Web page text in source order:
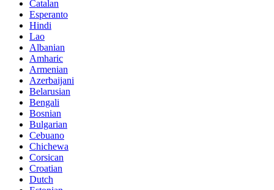
Catalan
Esperanto
Hindi
Lao
Albanian
Amharic
Armenian
Azerbaijani
Belarusian
Bengali
Bosnian
Bulgarian
Cebuano
Chichewa
Corsican
Croatian
Dutch